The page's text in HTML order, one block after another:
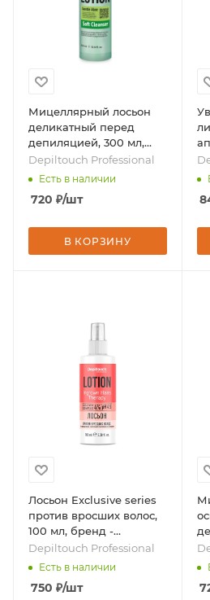
Мицеллярный лосьон
деликатный перед
депиляцией, 300 мл,
бренд - Depiltouch
Professional
Depiltouch Professional
Есть в наличии
720 ₽/шт
В КОРЗИНУ
Лосьон Exclusive series
против вросших волос,
100 мл, бренд -
Depiltouch Professional
Depiltouch Professional
Есть в наличии
750 ₽/шт